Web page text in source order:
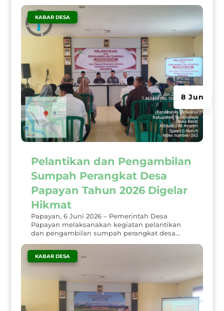
Pelantikan dan Pengambilan
Sumpah Perangkat Desa
Papayan Tahun 2026 Digelar
Hikmat
8 Jun
KABAR DESA
Papayan, 6 Juni 2026 – Pemerintah Desa
Papayan melaksanakan kegiatan pelantikan
dan pengambilan sumpah perangkat desa...
KABAR DESA